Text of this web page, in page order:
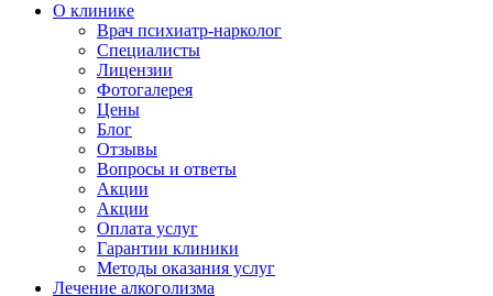
О клинике
Врач психиатр-нарколог
Специалисты
Лицензии
Фотогалерея
Цены
Блог
Отзывы
Вопросы и ответы
Акции
Акции
Оплата услуг
Гарантии клиники
Методы оказания услуг
Лечение алкоголизма